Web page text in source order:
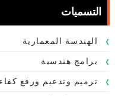
التسميات
الهندسة المعمارية
برامج هندسية
ترميم وتدعيم ورفع